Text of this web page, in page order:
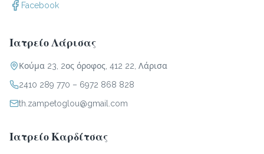
Facebook
Ιατρείο Λάρισας
Κούμα 23, 2ος όροφος, 412 22, Λάρισα
2410 289 770 – 6972 868 828
th.zampetoglou@gmail.com
Ιατρείο Καρδίτσας